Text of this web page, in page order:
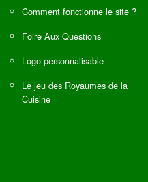
Comment fonctionne le site ?
Foire Aux Questions
Logo personnalisable
Le jeu des Royaumes de la
Cuisine